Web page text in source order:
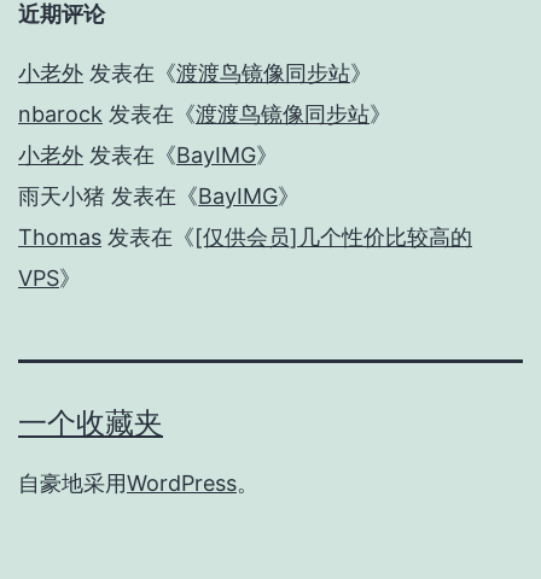
近期评论
小老外 发表在《渡渡鸟镜像同步站》
nbarock 发表在《渡渡鸟镜像同步站》
小老外 发表在《BayIMG》
雨天小猪 发表在《BayIMG》
Thomas 发表在《[仅供会员]几个性价比较高的
VPS》
一个收藏夹
自豪地采用WordPress。